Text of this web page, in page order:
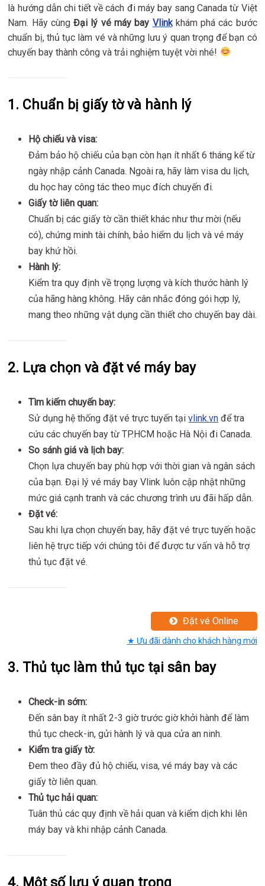
là hướng dẫn chi tiết về cách đi máy bay sang Canada từ Việt
Nam. Hãy cùngĐại lý vé máy bay Vlinkkhám phá các bước
chuẩn bị, thủ tục làm vé và những lưu ý quan trọng để bạn có
chuyến bay thành công và trải nghiệm tuyệt vời nhé!
1. Chuẩn bị giấy tờ và hành lý
Hộ chiếu và visa:
Đảm bảo hộ chiếu của bạn còn hạn ít nhất 6 tháng kể từ
ngày nhập cảnh Canada. Ngoài ra, hãy làm visa du lịch,
du học hay công tác theo mục đích chuyến đi.
Giấy tờ liên quan:
Chuẩn bị các giấy tờ cần thiết khác như thư mời (nếu
có), chứng minh tài chính, bảo hiểm du lịch và vé máy
bay khứ hồi.
Hành lý:
Kiểm tra quy định về trọng lượng và kích thước hành lý
của hãng hàng không. Hãy cân nhắc đóng gói hợp lý,
mang theo những vật dụng cần thiết cho chuyến bay dài.
2. Lựa chọn và đặt vé máy bay
Tìm kiếm chuyến bay:
Sử dụng hệ thống đặt vé trực tuyến tạivlink.vn để tra
cứu các chuyến bay từ TP.HCM hoặc Hà Nội đi Canada.
So sánh giá và lịch bay:
Chọn lựa chuyến bay phù hợp với thời gian và ngân sách
của bạn. Đại lý vé máy bay Vlink luôn cập nhật những
mức giá cạnh tranh và các chương trình ưu đãi hấp dẫn.
Đặt vé:
Sau khi lựa chọn chuyến bay, hãy đặt vé trực tuyến hoặc
liên hệ trực tiếp với chúng tôi để được tư vấn và hỗ trợ
thủ tục đặt vé.
Đặt vé Online
★ Ưu đãi dành cho khách hàng mới
3. Thủ tục làm thủ tục tại sân bay
Check-in sớm:
Đến sân bay ít nhất 2-3 giờ trước giờ khởi hành để làm
thủ tục check-in, gửi hành lý và qua cửa an ninh.
Kiểm tra giấy tờ:
Đem theo đầy đủ hộ chiếu, visa, vé máy bay và các
giấy tờ liên quan.
Thủ tục hải quan:
Tuân thủ các quy định về hải quan và kiểm dịch khi lên
máy bay và khi nhập cảnh Canada.
4. Một số lưu ý quan trọng